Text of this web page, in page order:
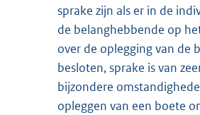
sprake zijn als er in de
de belanghebbende op
over de oplegging van de
besloten, sprake is van
bijzondere
opleggen van een boete